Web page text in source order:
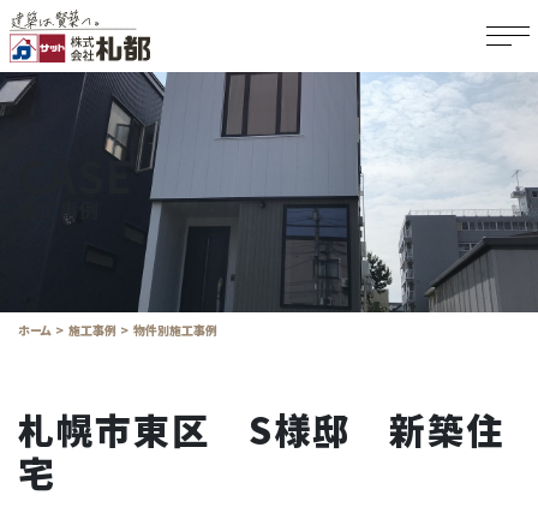
CASE
施工事例
ホーム 施工事例 物件別施工事例
札幌市東区 S様邸 新築住
宅